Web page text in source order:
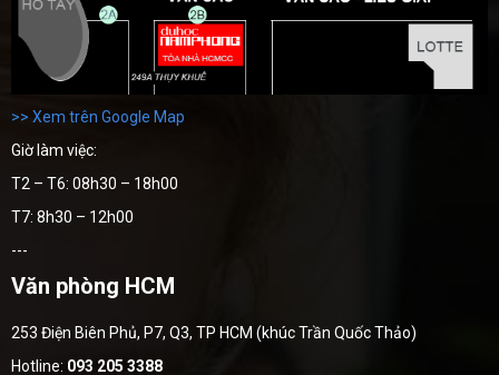
>> Xem trên Google Map
Giờ làm việc:
T2 – T6: 08h30 – 18h00
T7: 8h30 – 12h00
---
Văn phòng HCM
253 Điện Biên Phủ, P7, Q3, TP HCM (khúc Trần Quốc Thảo)
Hotline: 093 205 3388